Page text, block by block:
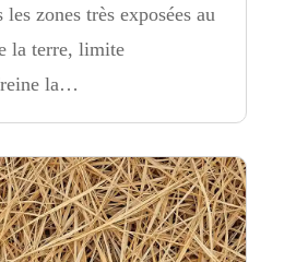
zones très exposées au
la terre, limite
la…